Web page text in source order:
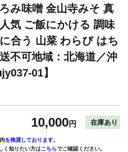
み味噌 金山寺みそ 真
気 ご飯にかける 調味
合う 山菜 わらび はち
不可地域：北海道／沖
01】
10,000円 在庫あり
を推奨しております。
く知りたい方はこちらでご確認ください。